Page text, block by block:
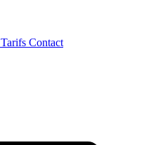
Tarifs Contact